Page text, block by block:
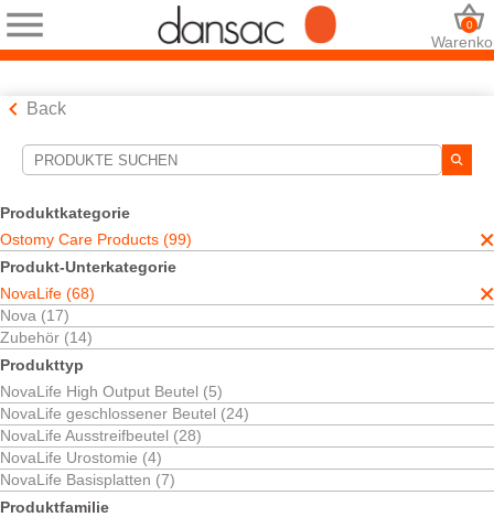
0
Back
Produktkategorie
Ostomy Care Products (99)
Produkt-Unterkategorie
NovaLife (68)
Nova (17)
Zubehör (14)
Produkttyp
NovaLife High Output Beutel (5)
NovaLife geschlossener Beutel (24)
NovaLife Ausstreifbeutel (28)
NovaLife Urostomie (4)
NovaLife Basisplatten (7)
Produktfamilie
Suchwerkzeuge
Ihre Auswahl:
Ostomy Care Products
NovaLife
Sortieren nach: